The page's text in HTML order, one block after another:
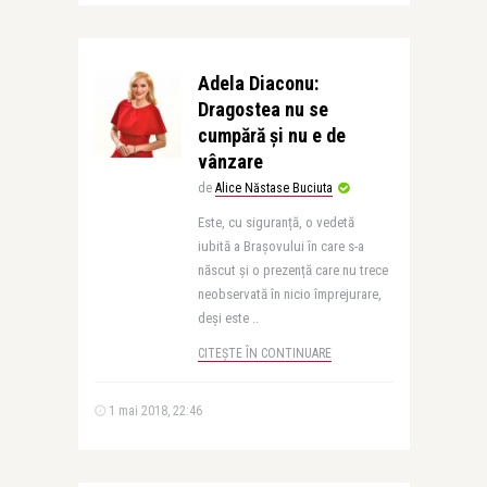
Adela Diaconu:
Dragostea nu se
cumpără și nu e de
vânzare
de Alice Năstase Buciuta
Este, cu siguranță, o vedetă
iubită a Brașovului în care s-a
născut și o prezență care nu trece
neobservată în nicio împrejurare,
deși este ..
CITEȘTE ÎN CONTINUARE
1 mai 2018, 22:46